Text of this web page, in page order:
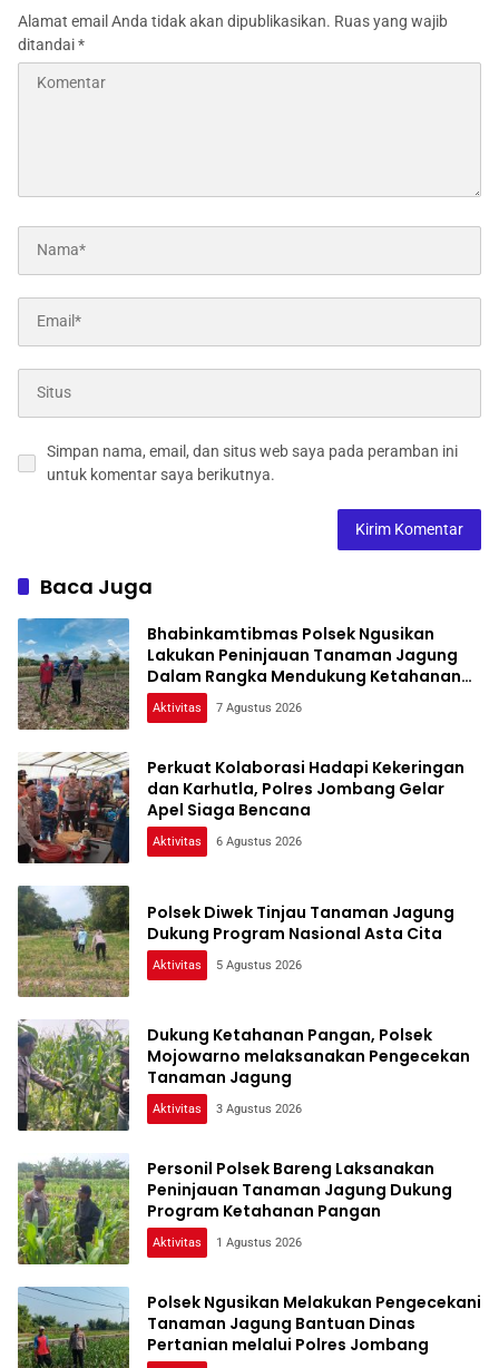
Alamat email Anda tidak akan dipublikasikan. Ruas yang wajib
ditandai*
Simpan nama, email, dan situs web saya pada peramban ini
untuk komentar saya berikutnya.
Baca Juga
Bhabinkamtibmas Polsek Ngusikan
Lakukan Peninjauan Tanaman Jagung
Dalam Rangka Mendukung Ketahanan
Pangan
Aktivitas 7 Agustus 2026
Perkuat Kolaborasi Hadapi Kekeringan
dan Karhutla, Polres Jombang Gelar
Apel Siaga Bencana
Aktivitas 6 Agustus 2026
Polsek Diwek Tinjau Tanaman Jagung
Dukung Program Nasional Asta Cita
Aktivitas 5 Agustus 2026
Dukung Ketahanan Pangan, Polsek
Mojowarno melaksanakan Pengecekan
Tanaman Jagung
Aktivitas 3 Agustus 2026
Personil Polsek Bareng Laksanakan
Peninjauan Tanaman Jagung Dukung
Program Ketahanan Pangan
Aktivitas 1 Agustus 2026
Polsek Ngusikan Melakukan Pengecekani
Tanaman Jagung Bantuan Dinas
Pertanian melalui Polres Jombang